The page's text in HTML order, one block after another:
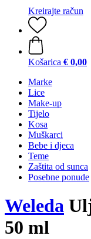
Kreirajte račun
Košarica € 0,00
Marke
Lice
Make-up
Tijelo
Kosa
Muškarci
Bebe i djeca
Teme
Zaštita od sunca
Posebne ponude
Weleda
50 ml